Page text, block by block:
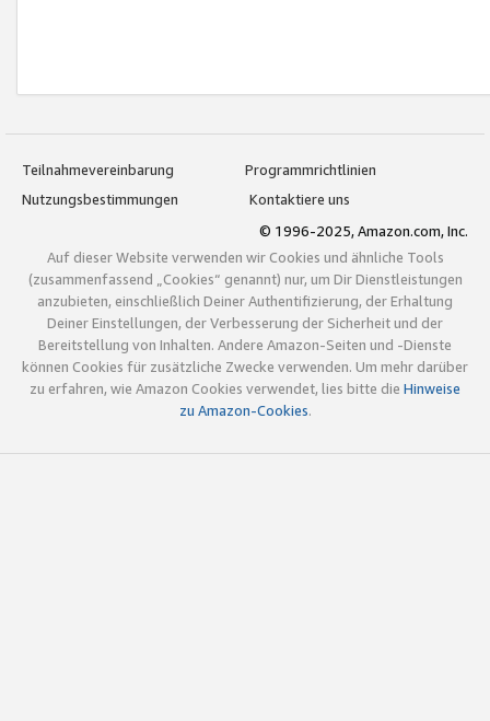
Teilnahmevereinbarung
Programmrichtlinien
Nutzungsbestimmungen
Kontaktiere uns
© 1996-2025, Amazon.com, Inc.
Auf dieser Website verwenden wir Cookies und ähnliche Tools
(zusammenfassend „Cookies“ genannt) nur, um Dir Dienstleistungen
anzubieten, einschließlich Deiner Authentifizierung, der Erhaltung
Deiner Einstellungen, der Verbesserung der Sicherheit und der
Bereitstellung von Inhalten. Andere Amazon-Seiten und -Dienste
können Cookies für zusätzliche Zwecke verwenden. Um mehr darüber
zu erfahren, wie Amazon Cookies verwendet, lies bitte die Hinweise
zu Amazon-Cookies.